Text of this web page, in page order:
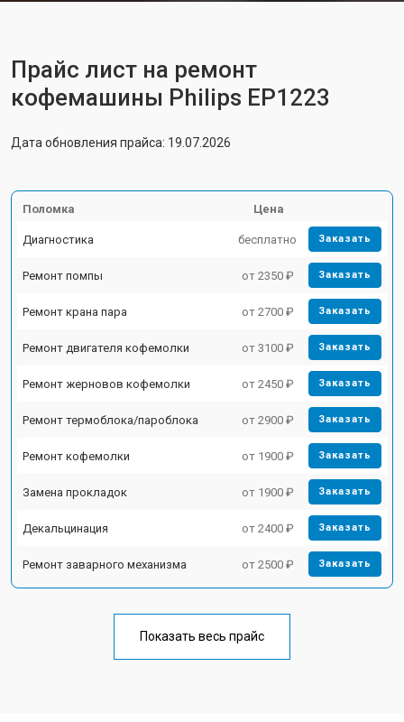
Прайс лист на ремонт
кофемашины Philips EP1223
Дата обновления прайса: 19.07.2026
Поломка Цена
Диагностика бесплатно Заказать
Ремонт помпы от 2350 ₽ Заказать
Ремонт крана пара от 2700 ₽ Заказать
Ремонт двигателя кофемолки от 3100 ₽ Заказать
Ремонт жерновов кофемолки от 2450 ₽ Заказать
Ремонт термоблока/пароблока от 2900 ₽ Заказать
Ремонт кофемолки от 1900 ₽ Заказать
Замена прокладок от 1900 ₽ Заказать
Декальцинация от 2400 ₽ Заказать
Ремонт заварного механизма от 2500 ₽ Заказать
Показать весь прайс